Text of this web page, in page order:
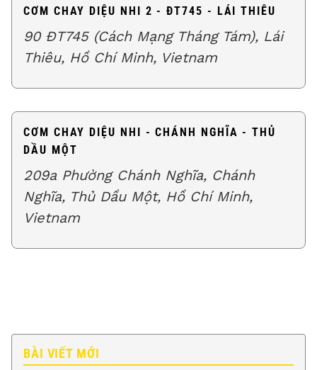
CƠM CHAY DIỆU NHI 2 - ĐT745 - LÁI THIÊU
90 ĐT745 (Cách Mạng Tháng Tám), Lái
Thiêu, Hồ Chí Minh, Vietnam
CƠM CHAY DIỆU NHI - CHÁNH NGHĨA - THỦ
DẦU MỘT
209a Phường Chánh Nghĩa, Chánh
Nghĩa, Thủ Dầu Một, Hồ Chí Minh,
Vietnam
BÀI VIẾT MỚI